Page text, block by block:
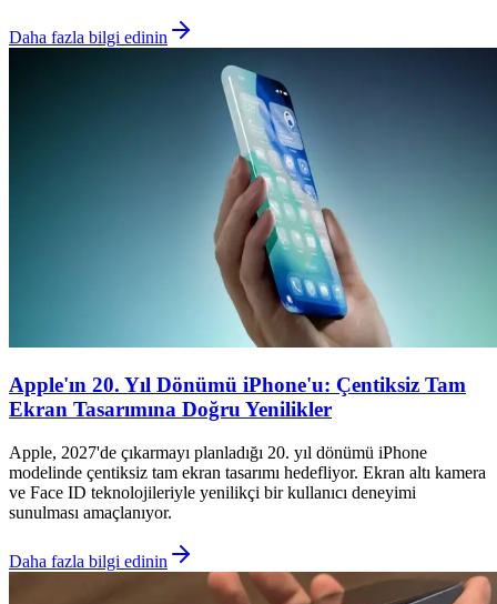
Daha fazla bilgi edinin
Apple'ın 20. Yıl Dönümü iPhone'u: Çentiksiz Tam
Ekran Tasarımına Doğru Yenilikler
Apple, 2027'de çıkarmayı planladığı 20. yıl dönümü iPhone
modelinde çentiksiz tam ekran tasarımı hedefliyor. Ekran altı kamera
ve Face ID teknolojileriyle yenilikçi bir kullanıcı deneyimi
sunulması amaçlanıyor.
Daha fazla bilgi edinin